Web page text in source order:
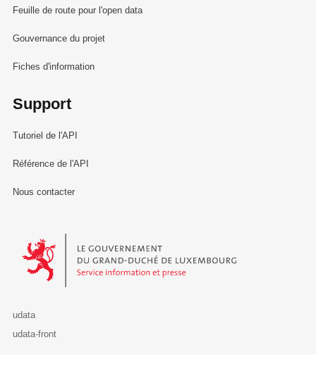
Feuille de route pour l'open data
Gouvernance du projet
Fiches d'information
Support
Tutoriel de l'API
Référence de l'API
Nous contacter
Le Gouvernement du Grand-Duché de Luxembourg - Service
udata
udata-front